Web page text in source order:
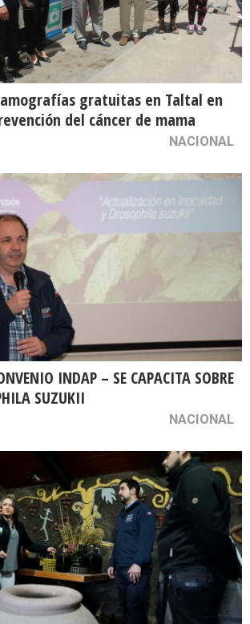
gratuitas en Taltal en
del cáncer de mama
NACIONAL
INDAP – SE CAPACITA SOBRE
SUZUKII
NACIONAL